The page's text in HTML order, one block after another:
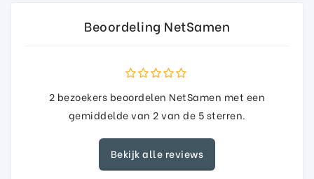
Beoordeling NetSamen
2 bezoekers beoordelen NetSamen met een
gemiddelde van 2van de 5sterren.
Bekijk alle reviews